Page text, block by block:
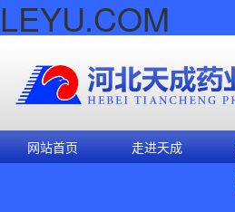
LEYU.COM
网站首页 走进天成